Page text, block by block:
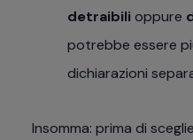
detraibili oppure
potrebbe essere
dichiarazioni
Insomma: prima di